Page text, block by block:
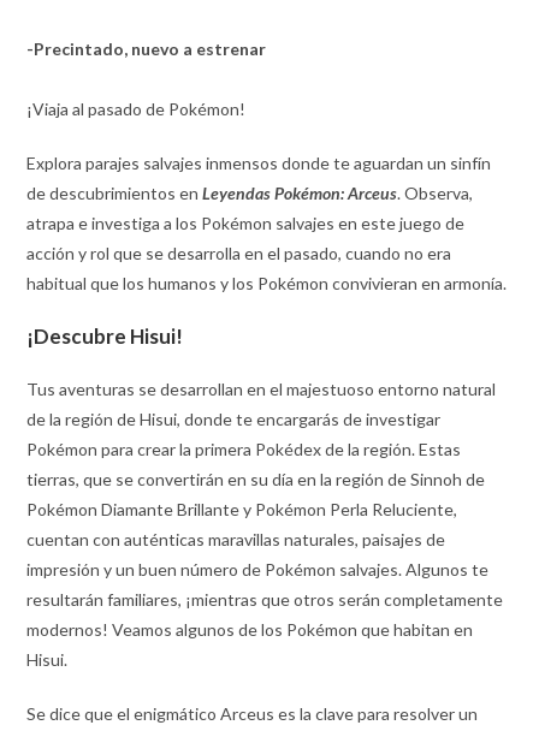
-Precintado, nuevo a estrenar
¡Viaja al pasado de Pokémon!
Explora parajes salvajes inmensos donde te aguardan un sinfín
de descubrimientos enLeyendas Pokémon: Arceus. Observa,
atrapa e investiga a los Pokémon salvajes en este juego de
acción y rol que se desarrolla en el pasado, cuando no era
habitual que los humanos y los Pokémon convivieran en armonía.
¡Descubre Hisui!
Tus aventuras se desarrollan en el majestuoso entorno natural
de la región de Hisui, donde te encargarás de investigar
Pokémon para crear la primera Pokédex de la región. Estas
tierras, que se convertirán en su día en la región de Sinnoh de
Pokémon Diamante Brillante y Pokémon Perla Reluciente,
cuentan con auténticas maravillas naturales, paisajes de
impresión y un buen número de Pokémon salvajes. Algunos te
resultarán familiares, ¡mientras que otros serán completamente
modernos! Veamos algunos de los Pokémon que habitan en
Hisui.
Se dice que el enigmático Arceus es la clave para resolver un